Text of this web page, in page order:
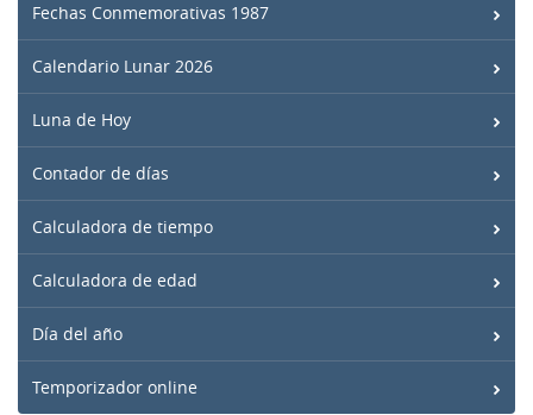
Fechas Conmemorativas 1987
Calendario Lunar 2026
Luna de Hoy
Contador de días
Calculadora de tiempo
Calculadora de edad
Día del año
Temporizador online